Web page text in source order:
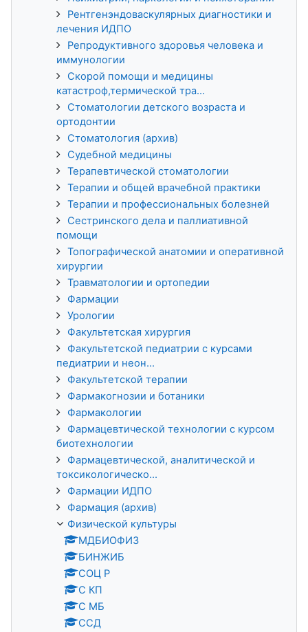
Рентгенэндоваскулярных диагностики и
лечения ИДПО
Репродуктивного здоровья человека и
иммунологии
Скорой помощи и медицины
катастроф,термической тра...
Стоматологии детского возраста и
ортодонтии
Стоматология (архив)
Судебной медицины
Терапевтической стоматологии
Терапии и общей врачебной практики
Терапии и профессиональных болезней
Сестринского дела и паллиативной
помощи
Топографической анатомии и оперативной
хирургии
Травматологии и ортопедии
Фармации
Урологии
Факультетская хирургия
Факультетской педиатрии с курсами
педиатрии и неон...
Факультетской терапии
Фармакогнозии и ботаники
Фармакологии
Фармацевтической технологии с курсом
биотехнологии
Фармацевтической, аналитической и
токсикологическо...
Фармации ИДПО
Фармация (архив)
Физической культуры
МДБИОФИЗ
БИНЖИБ
СОЦ Р
С КП
С МБ
ССД